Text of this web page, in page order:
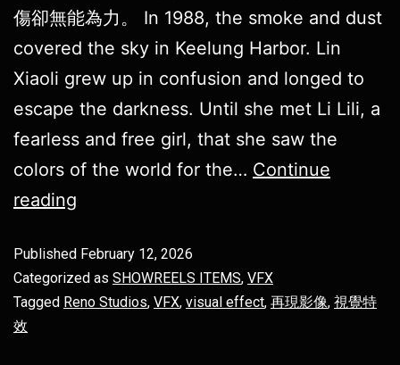
傷卻無能為力。 In 1988, the smoke and dust
covered the sky in Keelung Harbor. Lin
Xiaoli grew up in confusion and longed to
escape the darkness. Until she met Li Lili, a
fearless and free girl, that she saw the
colors of the world for the… Continue
reading
Published February 12, 2026
Categorized as SHOWREELS ITEMS, VFX
Tagged Reno Studios, VFX, visual effect, 再現影像, 視覺特
效